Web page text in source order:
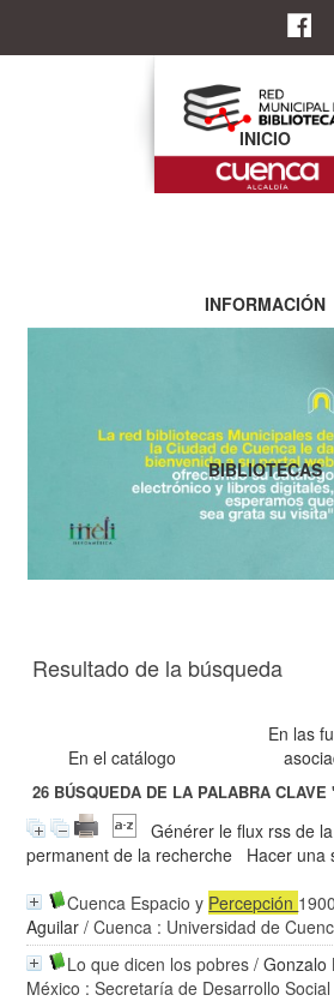
Resultado de la búsqueda
En el catálogo
En las
26 BÚSQUEDA DE LA PALABRA CLAVE
Générer le flux rss de
permanent de la recherche
Hacer una
Cuenca Espacio y Percepción
Aguilar / Cuenca : Universidad de
Lo que dicen los pobres /Gonzalo
México : Secretaría de Desarrollo
INICIO
INFORMACIÓN
BIBLIOTECAS